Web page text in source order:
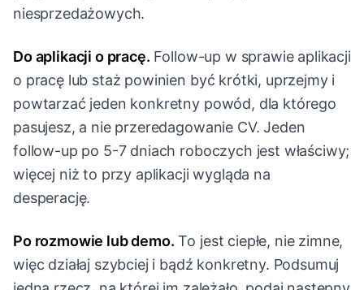
niesprzedażowych.
Do aplikacji o pracę. Follow-up w sprawie aplikacji
o pracę lub staż powinien być krótki, uprzejmy i
powtarzać jeden konkretny powód, dla którego
pasujesz, a nie przeredagowanie CV. Jeden
follow-up po 5-7 dniach roboczych jest właściwy;
więcej niż to przy aplikacji wygląda na
desperację.
Po rozmowie lub demo. To jest ciepłe, nie zimne,
więc działaj szybciej i bądź konkretny. Podsumuj